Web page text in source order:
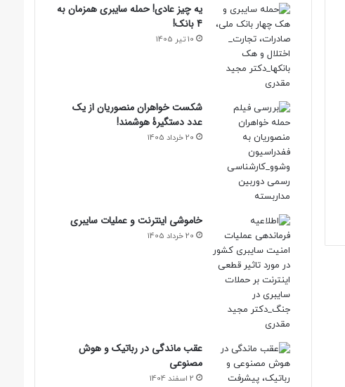
یه چیز عادی! حمله سایبری همزمان به
4 بانک!
10 تیر 1405
شکست خواهران منصوریان از یک
عدد دستگیرۀ هوشمند!
20 خرداد 1405
خاموشی اینترنت و عملیات سایبری
20 خرداد 1405
عقب ماندگی در رباتیک و هوش
مصنوعی
2 اسفند 1404